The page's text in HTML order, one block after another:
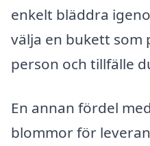
enkelt bläddra
välja en bukett som
person och tillfälle
En annan fördel
blommor för